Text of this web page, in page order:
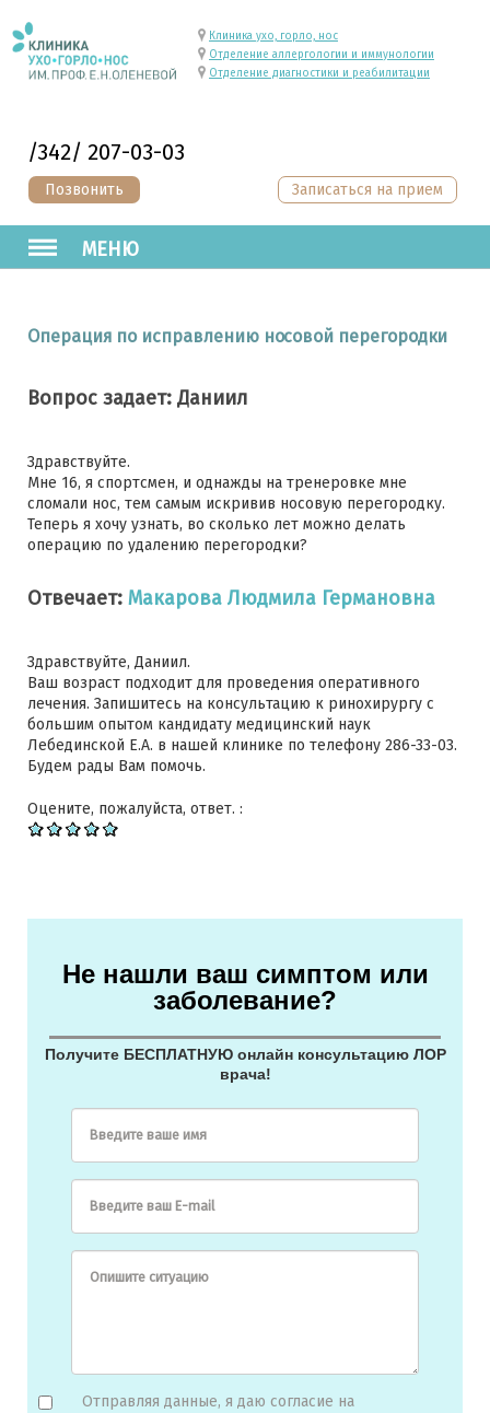
/342/ 207-03-03
Позвонить
Клиника ухо, горло, нос
Отделение аллергологии и иммунологии
Отделение диагностики и реабилитации
МЕНЮ
Записаться на прием
Операция по исправлению носовой перегородки
Вопрос задает: Даниил
Здравствуйте.
Мне 16, я спортсмен, и однажды на тренеровке мне
сломали нос, тем самым искривив носовую перегородку.
Теперь я хочу узнать, во сколько лет можно делать
операцию по удалению перегородки?
Отвечает: Макарова Людмила Германовна
Здравствуйте, Даниил.
Ваш возраст подходит для проведения оперативного
лечения. Запишитесь на консультацию к ринохирургу с
большим опытом кандидату медицинский наук
Лебединской Е.А. в нашей клинике по телефону 286-33-03.
Будем рады Вам помочь.
Оцените, пожалуйста, ответ. :
Не нашли ваш симптом или
заболевание?
Получите БЕСПЛАТНУЮ онлайн консультацию ЛОР
врача!
Введите ваше имя
Введите ваш E-mail
Опишите ситуацию
Отправляя данные, я даю согласие на